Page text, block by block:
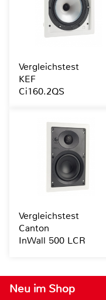
Neu im Shop
Vergleichstest
KEF
Ci160.2QS
Vergleichstest
Canton
InWall 500 LCR